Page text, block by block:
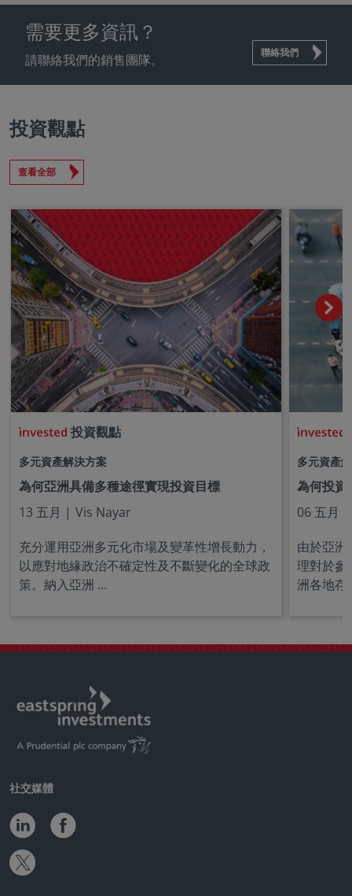
需要更多資訊？
請聯絡我們的銷售團隊。 聯絡我們
投資觀點
查看全部
投資觀點
多元資產解決方案
為何亞洲具備多種途徑實現投資目標
13 五月 | Vis Nayar
充分運用亞洲多元化市場及變革性增長動力，
以應對地緣政治不確定性及不斷變化的全球政
策。納入亞洲 ...
多元資產
為何投資
06 五月 |
由於亞洲
理對於參
洲各地存
社交媒體